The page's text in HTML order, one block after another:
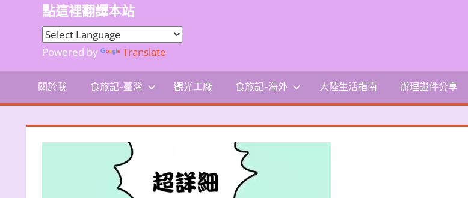
點這裡翻譯本站
Powered by Translate
關於我 食旅記-臺灣 觀光工廠 食旅記-海外 大陸生活指南 辦理證件分享